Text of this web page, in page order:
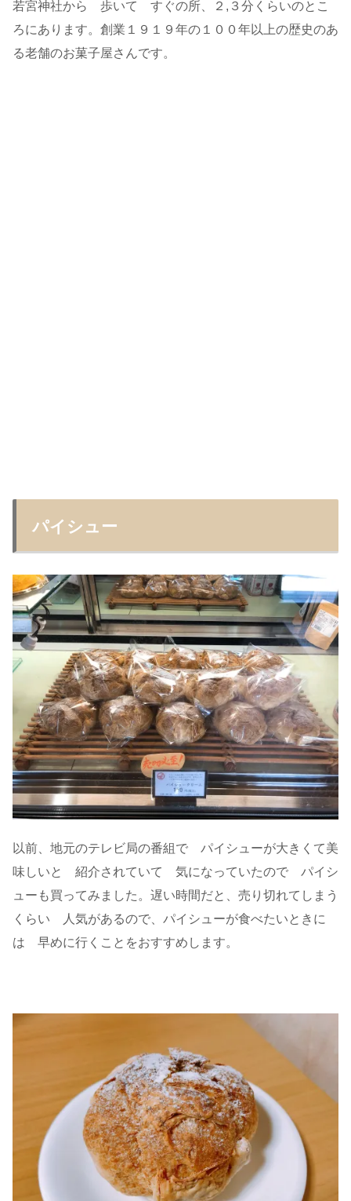
若宮神社から 歩いて すぐの所、２,３分くらいのとこ
ろにあります。創業１９１９年の１００年以上の歴史のあ
る老舗のお菓子屋さんです。
パイシュー
以前、地元のテレビ局の番組で パイシューが大きくて美
味しいと 紹介されていて 気になっていたので パイシ
ューも買ってみました。遅い時間だと、売り切れてしまう
くらい 人気があるので、パイシューが食べたいときに
は 早めに行くことをおすすめします。